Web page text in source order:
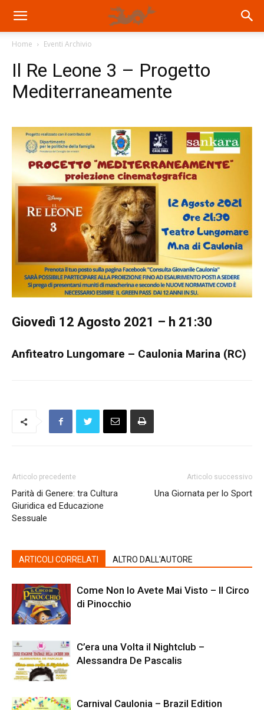
Home Eventi Archivio
Il Re Leone 3 – Progetto
Mediterraneamente
Giovedì 12 Agosto 2021 – h 21:30
Anfiteatro Lungomare – Caulonia Marina (RC)
Articolo precedente
Parità di Genere: tra Cultura
Giuridica ed Educazione
Sessuale
Articolo successivo
Una Giornata per lo Sport
ARTICOLI CORRELATI ALTRO DALL'AUTORE
Come Non lo Avete Mai Visto – Il Circo
di Pinocchio
C’era una Volta il Nightclub –
Alessandra De Pascalis
Carnival Caulonia – Brazil Edition